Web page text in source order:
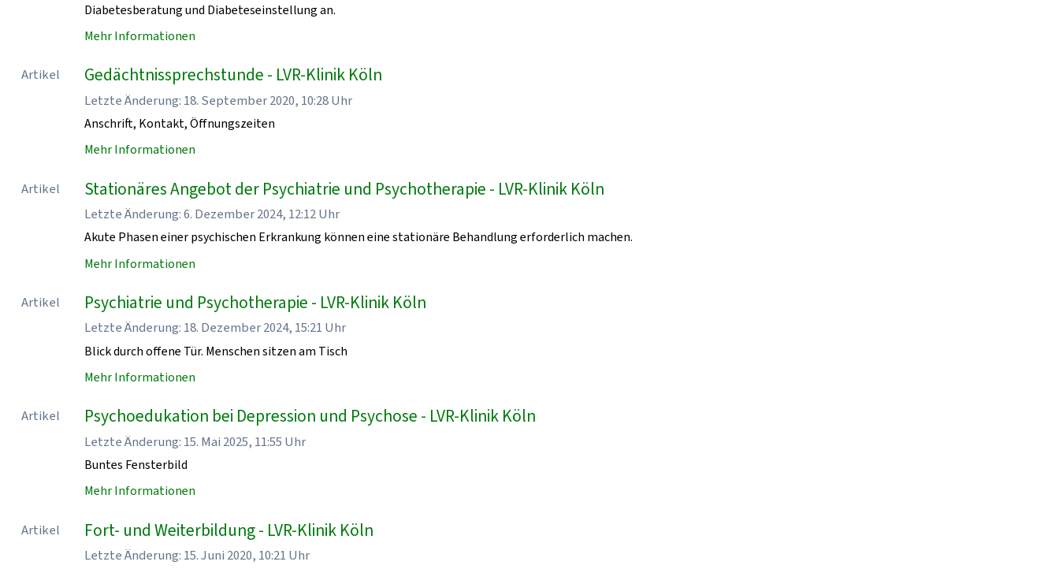
Diabetesberatung und Diabeteseinstellung an.
Mehr Informationen
Artikel Gedächtnissprechstunde - LVR-Klinik Köln
Letzte Änderung: 18. September 2020, 10:28 Uhr
Anschrift, Kontakt, Öffnungszeiten
Mehr Informationen
Artikel Stationäres Angebot der Psychiatrie und Psychotherapie - LVR-Klinik Köln
Letzte Änderung: 6. Dezember 2024, 12:12 Uhr
Akute Phasen einer psychischen Erkrankung können eine stationäre Behandlung erforderlich machen.
Mehr Informationen
Artikel Psychiatrie und Psychotherapie - LVR-Klinik Köln
Letzte Änderung: 18. Dezember 2024, 15:21 Uhr
Blick durch offene Tür. Menschen sitzen am Tisch
Mehr Informationen
Artikel Psychoedukation bei Depression und Psychose - LVR-Klinik Köln
Letzte Änderung: 15. Mai 2025, 11:55 Uhr
Buntes Fensterbild
Mehr Informationen
Artikel Fort- und Weiterbildung - LVR-Klinik Köln
Letzte Änderung: 15. Juni 2020, 10:21 Uhr